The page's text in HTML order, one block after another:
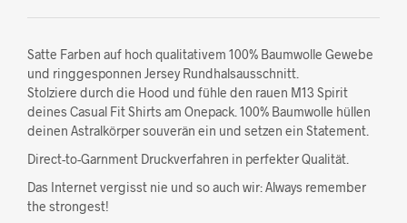
Satte Farben auf hoch qualitativem 100% Baumwolle Gewebe
und ringgesponnen Jersey Rundhalsausschnitt.
Stolziere durch die Hood und fühle den rauen M13 Spirit
deines Casual Fit Shirts am Onepack. 100% Baumwolle hüllen
deinen Astralkörper souverän ein und setzen ein Statement.
Direct-to-Garnment Druckverfahren in perfekter Qualität.
Das Internet vergisst nie und so auch wir: Always remember
the strongest!